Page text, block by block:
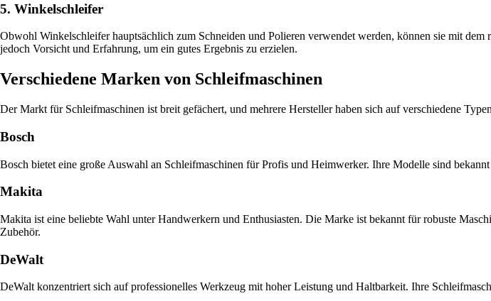
5. Winkelschleifer
Obwohl Winkelschleifer hauptsächlich zum Schneiden und Polieren verwendet werden, können sie mit
jedoch Vorsicht und Erfahrung, um ein gutes Ergebnis zu erzielen.
Verschiedene Marken von Schleifmaschinen
Der Markt für Schleifmaschinen ist breit gefächert, und mehrere Hersteller haben sich auf verschiedene
Bosch
Bosch bietet eine große Auswahl an Schleifmaschinen für Profis und Heimwerker. Ihre Modelle sind
Makita
Makita ist eine beliebte Wahl unter Handwerkern und Enthusiasten. Die Marke ist bekannt für robuste
Zubehör.
DeWalt
DeWalt konzentriert sich auf professionelles Werkzeug mit hoher Leistung und Haltbarkeit. Ihre